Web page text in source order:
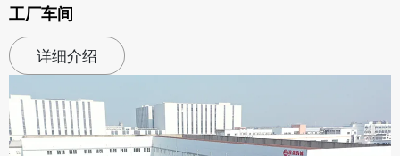
工厂车间
详细介绍